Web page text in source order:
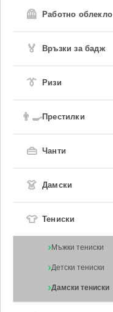
🦺 Работно облекло
🏅 Връзки за бадж
👔 Ризи
👨‍🍳Престилки
👜 Чанти
👗 Дамски
👕 Тениски
Мъжки тениски
Детски тениски
Дамски тениски